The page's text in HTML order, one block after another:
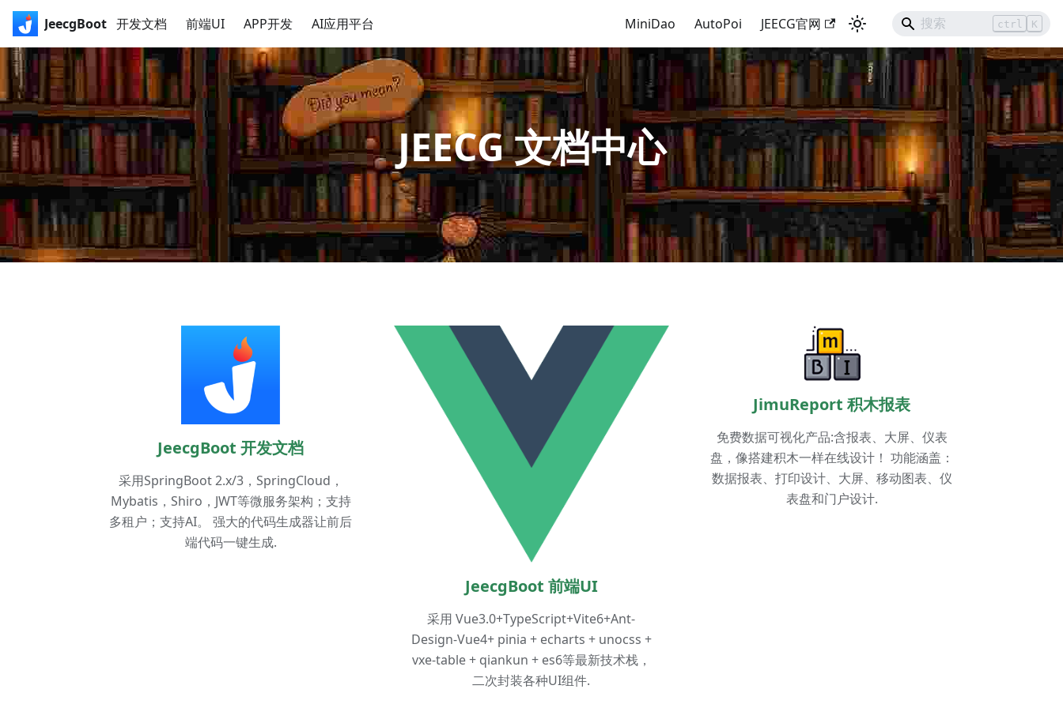
JeecgBoot 开发文档 前端UI APP开发 AI应用平台 MiniDao AutoPoi JEECG官网 ctrl K
JEECG 文档中心
JeecgBoot 开发文档
采用SpringBoot 2.x/3，SpringCloud，
Mybatis，Shiro，JWT等微服务架构；支持
多租户；支持AI。 强大的代码生成器让前后
端代码一键生成.
JeecgBoot 前端UI
采用 Vue3.0+TypeScript+Vite6+Ant-
Design-Vue4+ pinia + echarts + unocss +
vxe-table + qiankun + es6等最新技术栈，
二次封装各种UI组件.
JimuReport 积木报表
免费数据可视化产品:含报表、大屏、仪表
盘，像搭建积木一样在线设计！ 功能涵盖：
数据报表、打印设计、大屏、移动图表、仪
表盘和门户设计.